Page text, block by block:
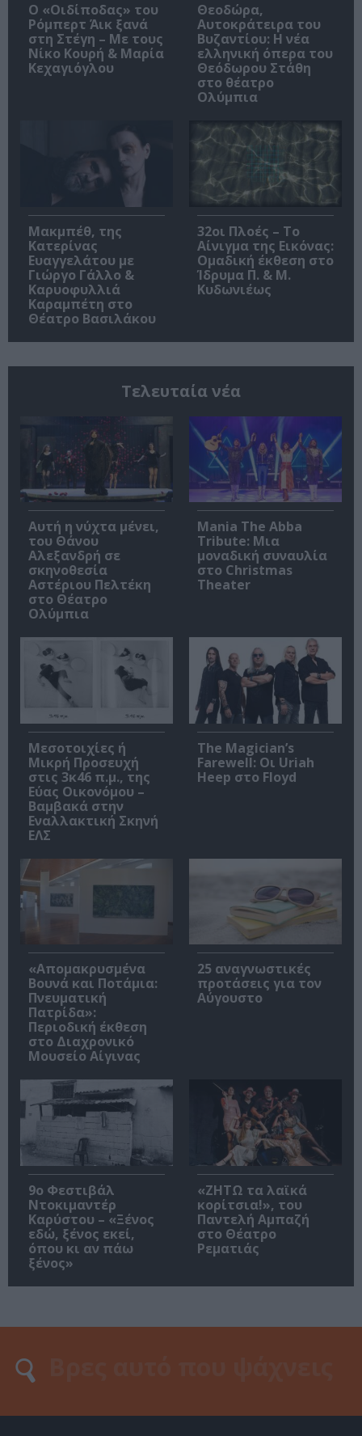
O «Οιδίποδας» του
Ρόμπερτ Άικ ξανά
στη Στέγη – Με τους
Νίκο Κουρή & Μαρία
Κεχαγιόγλου
Θεοδώρα,
Αυτοκράτειρα του
Βυζαντίου: Η νέα
ελληνική όπερα του
Θεόδωρου Στάθη
στο θέατρο
Ολύμπια
Μακμπέθ, της
Κατερίνας
Ευαγγελάτου με
Γιώργο Γάλλο &
Καρυοφυλλιά
Καραμπέτη στο
Θέατρο Βασιλάκου
32οι Πλοές – Το
Αίνιγμα της Εικόνας:
Ομαδική έκθεση στο
Ίδρυμα Π. & Μ.
Κυδωνιέως
Τελευταία νέα
Αυτή η νύχτα μένει,
του Θάνου
Αλεξανδρή σε
σκηνοθεσία
Αστέριου Πελτέκη
στο Θέατρο
Ολύμπια
Mania The Abba
Tribute: Μια
μοναδική συναυλία
στο Christmas
Theater
Μεσοτοιχίες ή
Μικρή Προσευχή
στις 3κ46 π.μ., της
Εύας Οικονόμου –
Βαμβακά στην
Εναλλακτική Σκηνή
ΕΛΣ
The Magician’s
Farewell: Οι Uriah
Heep στο Floyd
«Απομακρυσμένα
Βουνά και Ποτάμια:
Πνευματική
Πατρίδα»:
Περιοδική έκθεση
στο Διαχρονικό
Μουσείο Αίγινας
25 αναγνωστικές
προτάσεις για τον
Αύγουστο
9ο Φεστιβάλ
Ντοκιμαντέρ
Καρύστου – «Ξένος
εδώ, ξένος εκεί,
όπου κι αν πάω
ξένος»
«ΖΗΤΩ τα λαϊκά
κορίτσια!», του
Παντελή Αμπαζή
στο Θέατρο
Ρεματιάς